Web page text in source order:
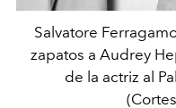
Salvatore
zapatos a Audrey
de la actriz al